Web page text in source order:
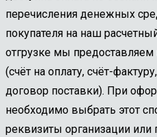
перечисления денежных
покупателя на наш
отгрузке мы
(счёт на оплату, счёт-
договор поставки). При
необходимо выбрать этот
реквизиты организации или